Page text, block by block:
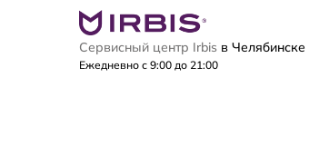
Сервисный центр Irbis в Челябинске
Ежедневно с 9:00 до 21:00